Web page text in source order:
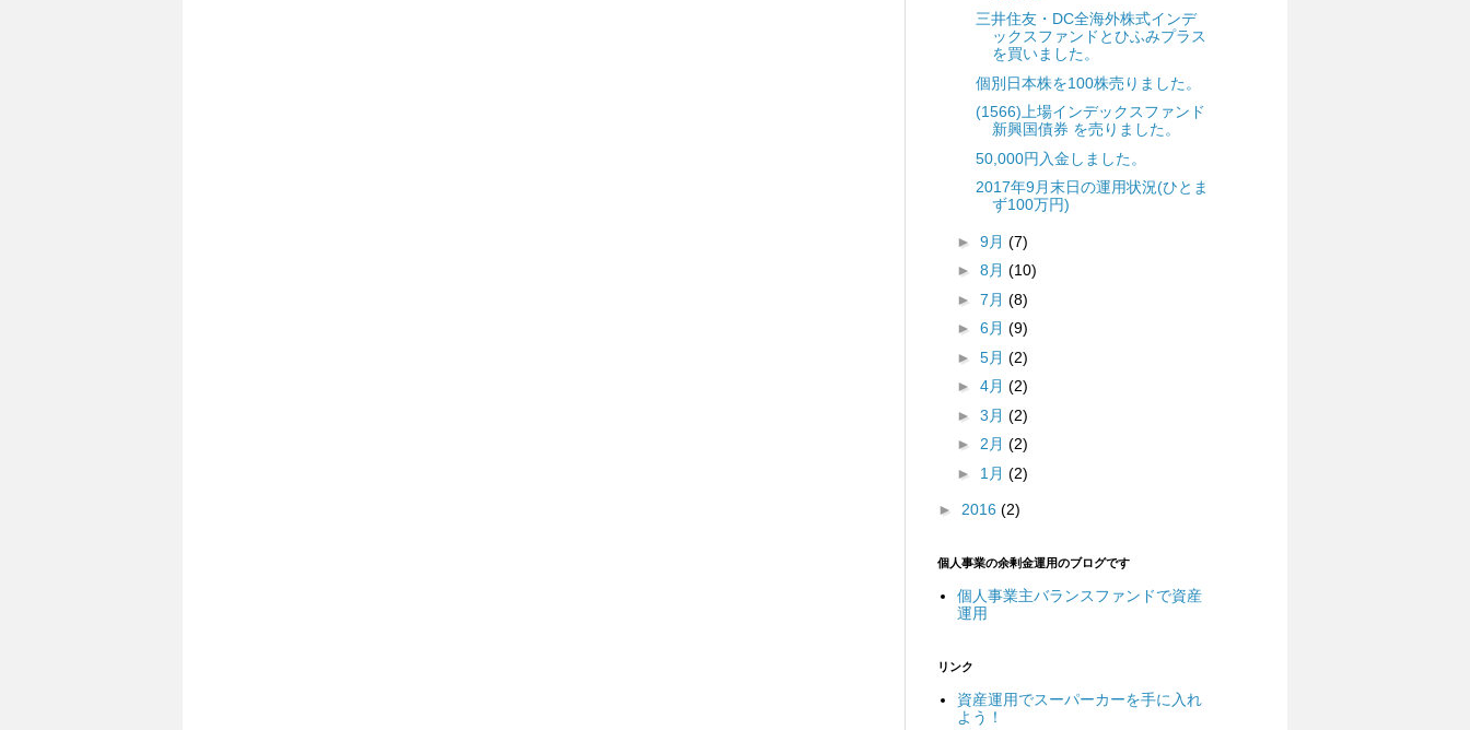
三井住友・DC全海外株式インデ
ックスファンドとひふみプラス
を買いました。
個別日本株を100株売りました。
(1566)上場インデックスファンド
新興国債券 を売りました。
50,000円入金しました。
2017年9月末日の運用状況(ひとま
ず100万円)
► 9月 (7)
► 8月 (10)
► 7月 (8)
► 6月 (9)
► 5月 (2)
► 4月 (2)
► 3月 (2)
► 2月 (2)
► 1月 (2)
► 2016 (2)
個人事業の余剰金運用のブログです
個人事業主バランスファンドで資産
運用
リンク
資産運用でスーパーカーを手に入れ
よう！